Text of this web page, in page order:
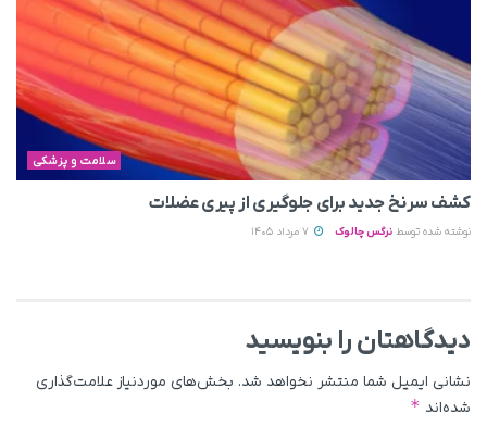
سلامت و پزشکی
کشف سرنخ جدید برای جلوگیری از پیری عضلات
نوشته شده توسط نرگس چالوک
دیدگاهتان را بنویسید
نشانی ایمیل شما منتشر نخواهد شد. بخش‌های موردنیاز علامت‌گذاری
شده‌اند *